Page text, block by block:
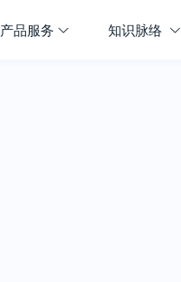
产品服务 知识脉络